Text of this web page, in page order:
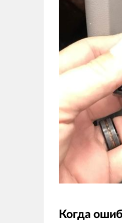
Когда